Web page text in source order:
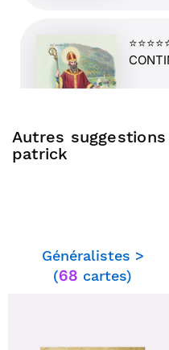
celui
Autres
patrick
Généralistes >
(68 cartes)